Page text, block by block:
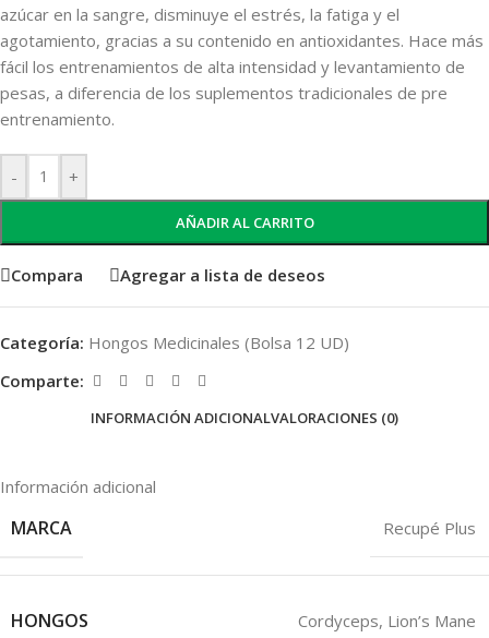
azúcar en la sangre, disminuye el estrés, la fatiga y el
agotamiento, gracias a su contenido en antioxidantes. Hace más
fácil los entrenamientos de alta intensidad y levantamiento de
pesas, a diferencia de los suplementos tradicionales de pre
entrenamiento.
- +
AÑADIR AL CARRITO
Compara Agregar a lista de deseos
Categoría: Hongos Medicinales (Bolsa 12 UD)
Comparte:
INFORMACIÓN ADICIONALVALORACIONES (0)
Información adicional
MARCA Recupé Plus
HONGOS Cordyceps, Lion’s Mane